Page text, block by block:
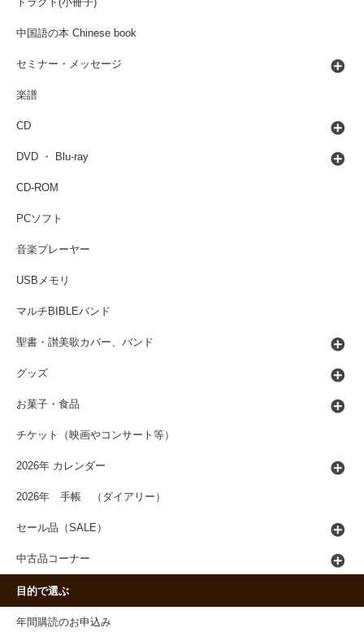
トラクト(小冊子)
中国語の本 Chinese book
セミナー・メッセージ
楽譜
CD
DVD ・ Blu-ray
CD-ROM
PCソフト
音楽プレーヤー
USBメモリ
マルチBIBLEバンド
聖書・讃美歌カバー、バンド
グッズ
お菓子・食品
チケット（映画やコンサート等）
2026年 カレンダー
2026年 手帳 （ダイアリー）
セール品（SALE）
中古品コーナー
目的で選ぶ
年間購読のお申込み